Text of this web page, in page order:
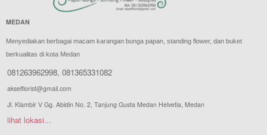
MEDAN
Menyediakan berbagai macam karangan bunga papan, standing flower, dan buket
berkualitas di kota Medan
081263962998, 081365331082
akselflorist@gmail.com
Jl. Klambir V Gg. Abidin No. 2, Tanjung Gusta Medan Helvetia, Medan
lihat lokasi...